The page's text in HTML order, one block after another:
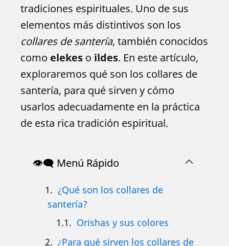
tradiciones espirituales. Uno de sus
elementos más distintivos son los
collares de santería, también conocidos
como elekes o ildes. En este artículo,
exploraremos qué son los collares de
santería, para qué sirven y cómo
usarlos adecuadamente en la práctica
de esta rica tradición espiritual.
👁️‍🗨️ Menú Rápido
¿Qué son los collares de
santería?
Orishas y sus colores
¿Para qué sirven los collares de